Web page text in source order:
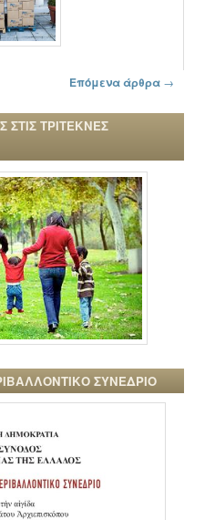
Επόμενα άρθρα →
ΤΡΙΤΕΚΝΕΣ
ΣΥΝΕΔΡΙΟ